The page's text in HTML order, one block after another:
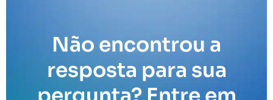
Não encontrou a
resposta para sua